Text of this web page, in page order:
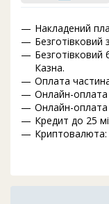
Накладений
Казна.
Оплата
Онлайн-
Онлайн-
Кредит до 25
Криптовалюта: